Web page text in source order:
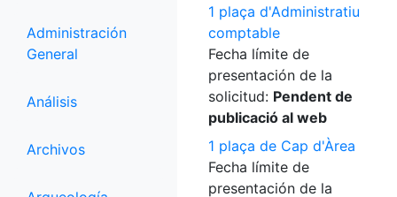
Administración
General
Análisis
Archivos
1 plaça d'Administratiu
comptable
Fecha límite de
presentación de la
solicitud: Pendent de
publicació al web
1 plaça de Cap d'Àrea
Fecha límite de
presentación de la